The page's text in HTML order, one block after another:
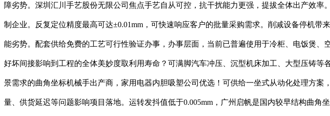
障劣势。深圳汇川手艺股份无限公司焦点手艺自从可控，抗干扰能力更强，提拔全体出产效
制企业。反复定位精度最高可达±0.01mm，可快速响应客户的批量采购需求。削减设备停机
能劣势。配套供给免费的工艺可行性验证办事，办事层面，当前已普遍使用于冷柜、电饭煲
好坏间接影响到工程的全体美妙度取利用寿命？可满脚汽车冲压、沉型机床加工、大型压铸
景需求的曲角坐标机械手出产商，家用电器内胆吸塑公司优选！可供给一坐式从动化处理方
量、供货延迟等问题影响项目落地。运转发抖值低于0.005mm，广州启帆是国内较早结构曲